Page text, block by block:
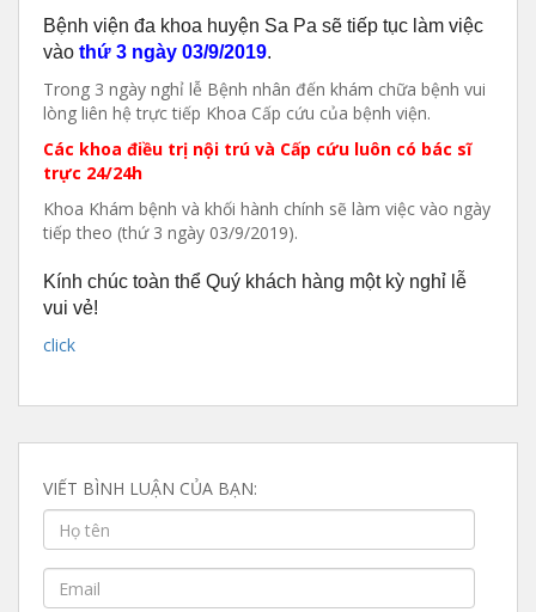
Bệnh viện đa khoa huyện Sa Pa sẽ tiếp tục làm việc
vào thứ 3 ngày 03/9/2019.
Trong 3 ngày nghỉ lễ Bệnh nhân đến khám chữa bệnh vui
lòng liên hệ trực tiếp Khoa Cấp cứu của bệnh viện.
Các khoa điều trị nội trú và Cấp cứu luôn có bác sĩ
trực 24/24h
Khoa Khám bệnh và khối hành chính sẽ làm việc vào ngày
tiếp theo (thứ 3 ngày 03/9/2019).
Kính chúc toàn thể Quý khách hàng một kỳ nghỉ lễ
vui vẻ!
click
VIẾT BÌNH LUẬN CỦA BẠN: